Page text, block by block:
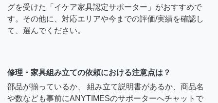
グを受けた「イケア家具認定サポーター」がおすすめで
す。その他に、対応エリアや今までの評価/実績を確認し
て、選んでください。
修理・家具組み立ての依頼における注意点は？
部品が揃っているか、 組み立て説明書があるか、商品名
や数なども事前にANYTIMESのサポーターへチャットで